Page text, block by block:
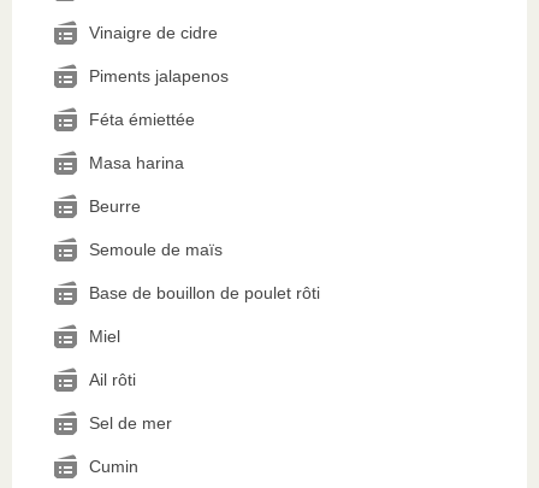
Vinaigre de cidre
Piments jalapenos
Féta émiettée
Masa harina
Beurre
Semoule de maïs
Base de bouillon de poulet rôti
Miel
Ail rôti
Sel de mer
Cumin